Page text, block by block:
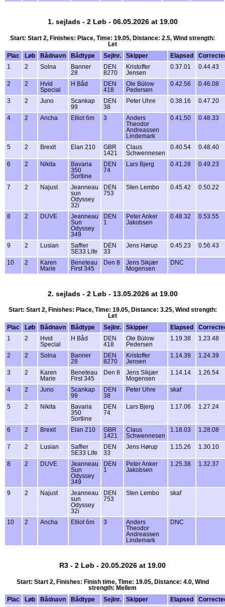
1. sejlads - 2 Løb - 06.05.2026 at 19.00
Start: Start 2, Finishes: Place, Time: 19.05, Distance: 2.5, Wind strength:
Let
Plac
Løb Bådnavn Bådtype Sejlnr. Skipper Elapsed
1
2 Solna
Banner
28
DEN
8270
Kristoffer
Jensen
0.37.01 0.44.43
2 2
Hvid
Special
H Båd
DEN
418
Ole Bülow
Pedersen
0.42.56 0.46.08
3 2 Juno
Scankap
99
DEN
38
Peter Uhre 0.38.16 0.47.20
4 2 Ancha Elliot 6m 3
Anders
Theodor
Andreassen
Lindemark
0.41.50 0.48.33
5 2 Brexit Elan 210
GBR
1421
Claus
Schwennesen
0.40.54 0.48.40
6 2 Nikita
Bavaria
350
Sortline
DEN
74
Lars Bjerg 0.41.28 0.49.23
7 2 Najust
Jeanneau
sun
Odyssey
32i
DEN
753
Sten Lembo 0.45.42 0.50.22
8 2 DUVE
Jeanneau
Sun
Odyssey
349
DEN
1
Peter Anker
Jakobsen
0.48.32 0.53.55
9 2 Lusian
Saffier
SE33 Life
DEN
33
Jens Hørup 0.45.23 0.56.43
10 2
Karen
Marie
Beneteau
First 345
Den 8
Jens Sikjær
Mogensen
DNC
2. sejlads - 2 Løb - 13.05.2026 at 19.00
Start: Start 2, Finishes: Place, Time: 19.05, Distance: 3.25, Wind strength:
Let
Plac
Løb Bådnavn Bådtype Sejlnr. Skipper Elapsed
1
2
Hvid
Special
H Båd
DEN
418
Ole Bülow
Pedersen
1.19.38 1.23.48
2 2 Solna
Banner
28
DEN
8270
Kristoffer
Jensen
1.14.39 1.24.39
3 2
Karen
Marie
Beneteau
First 345
Den 8
Jens Sikjær
Mogensen
1.14.14 1.26.54
4 2 Juno
Scankap
99
DEN
38
Peter Uhre skaf
5 2 Nikita
Bavaria
350
Sortline
DEN
74
Lars Bjerg 1.17.06 1.27.24
6 2 Brexit Elan 210
GBR
1421
Claus
Schwennesen
1.18.03 1.28.08
7 2 Lusian
Saffier
SE33 Life
DEN
33
Jens Hørup 1.15.26 1.30.10
8 2 DUVE
Jeanneau
Sun
Odyssey
349
DEN
1
Peter Anker
Jakobsen
1.25.38 1.32.37
9 2 Najust
Jeanneau
sun
Odyssey
32i
DEN
753
Sten Lembo skaf
10 2 Ancha Elliot 6m 3
Anders
Theodor
Andreassen
Lindemark
DNC
R3 - 2 Løb - 20.05.2026 at 19.00
Start: Start 2, Finishes: Finish time, Time: 19.05, Distance: 4.0, Wind
strength: Mellem
Plac
Løb Bådnavn Bådtype Sejlnr. Skipper Elapsed